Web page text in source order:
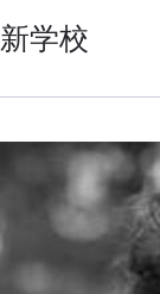
新学校